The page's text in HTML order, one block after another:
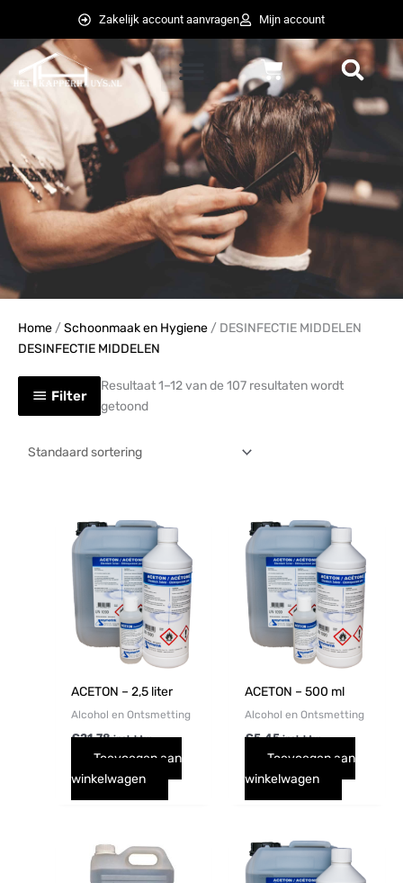
inhoud
Zakelijk account aanvragen Mijn account
Winkelwagen
Home /Schoonmaak en Hygiene / DESINFECTIE MIDDELEN
DESINFECTIE MIDDELEN
Filter
Resultaat 1–12 van de 107 resultaten wordt
getoond
ACETON – 2,5 liter
Alcohol en Ontsmetting
€21,78 incl. btw
Toevoegen aan
winkelwagen
ACETON – 500 ml
Alcohol en Ontsmetting
€5,45 incl. btw
Toevoegen aan
winkelwagen